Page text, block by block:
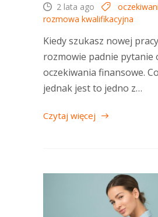
2 lata ago
rozmowa kwalifikacyjna
Kiedy szukasz nowej
rozmowie padnie pytanie
oczekiwania finansowe.
jednak jest to jedno z…
Czytaj więcej